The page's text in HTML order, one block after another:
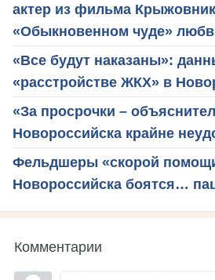
актер из фильма
«Обыкновенном чуде»
«Все будут наказаны»:
«расстройстве ЖКХ» в
«За просрочки –
Новороссийска крайне
Фельдшеры «скорой
Новороссийска боятся…
Комментарии